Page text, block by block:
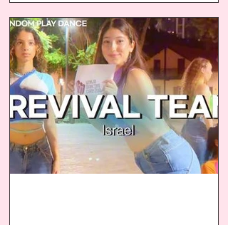
מיליון...